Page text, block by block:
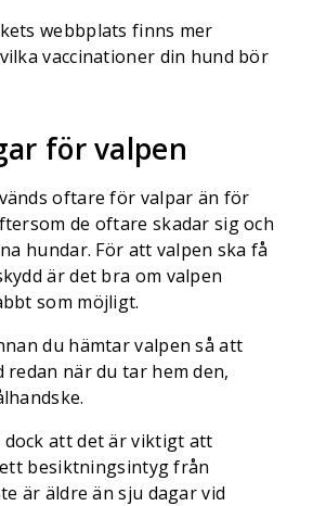
webbplats finns mer
vaccinationer din hund bör
för valpen
oftare för valpar än för
de oftare skadar sig och
hundar. För att valpen ska få
är det bra om valpen
som möjligt.
du hämtar valpen så att
när du tar hem den,
att det är viktigt att
besiktningsintyg från
är äldre än sju dagar vid